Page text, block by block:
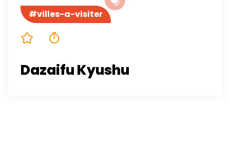
#villes-a-visiter
Dazaifu Kyushu